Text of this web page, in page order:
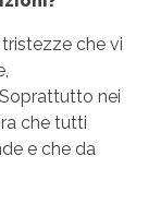
che vi
nei
che tutti
e che da